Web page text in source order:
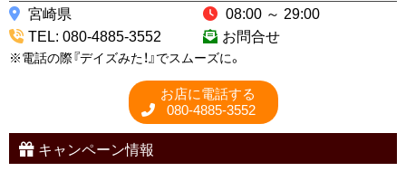
宮崎県
08:00 ～ 29:00
TEL: 080-4885-3552
お問合せ
※電話の際『デイズみた！』でスムーズに。
お店に電話する
080-4885-3552
キャンペーン情報